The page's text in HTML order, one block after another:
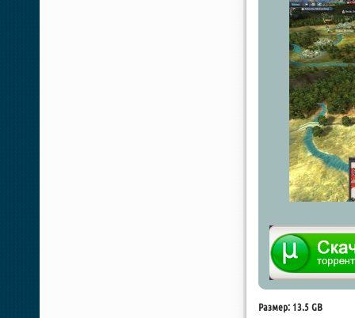
Размер: 13.5 GB